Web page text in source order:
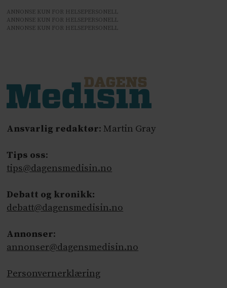
ANNONSE KUN FOR HELSEPERSONELL
ANNONSE KUN FOR HELSEPERSONELL
ANNONSE KUN FOR HELSEPERSONELL
Ansvarlig redaktør: Martin Gray
Tips oss:
tips@dagensmedisin.no
Debatt og kronikk:
debatt@dagensmedisin.no
Annonser:
annonser@dagensmedisin.no
Personvernerklæring